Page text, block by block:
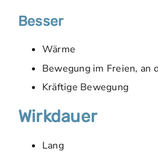
Besser
Wärme
Bewegung im Freien, an
Kräftige Bewegung
Wirkdauer
Lang